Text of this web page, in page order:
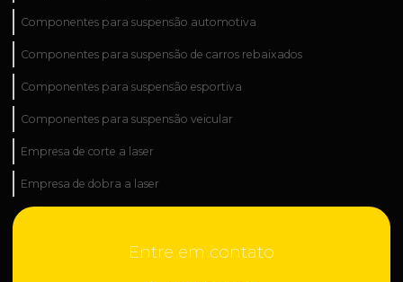
Componentes para suspensão automotiva
Componentes para suspensão de carros rebaixados
Componentes para suspensão esportiva
Componentes para suspensão veicular
Empresa de corte a laser
Empresa de dobra a laser
Empresa de fabricação de peças técnicas
Entre em contato